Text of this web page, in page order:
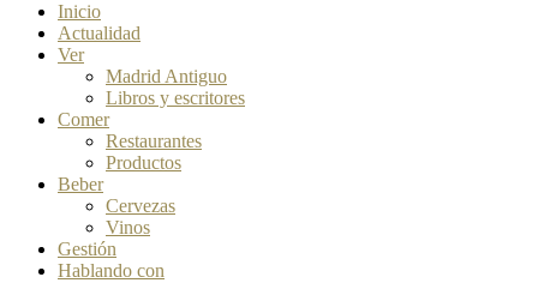
Inicio
Actualidad
Ver
Madrid Antiguo
Libros y escritores
Comer
Restaurantes
Productos
Beber
Cervezas
Vinos
Gestión
Hablando con